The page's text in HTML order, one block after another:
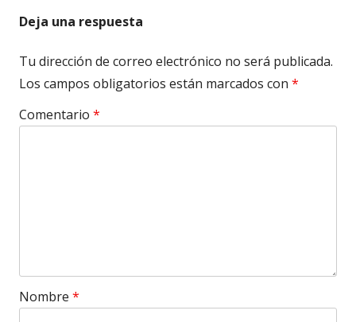
Deja una respuesta
Tu dirección de correo electrónico no será publicada.
Los campos obligatorios están marcados con *
Comentario *
Nombre *